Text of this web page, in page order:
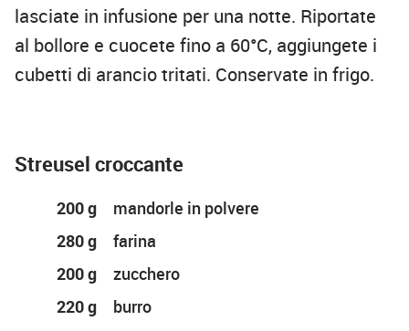
lasciate in infusione per una notte. Riportate
al bollore e cuocete fino a 60°C, aggiungete i
cubetti di arancio tritati. Conservate in frigo.
Streusel croccante
200 g
mandorle in polvere
280 g
farina
200 g
zucchero
220 g
burro